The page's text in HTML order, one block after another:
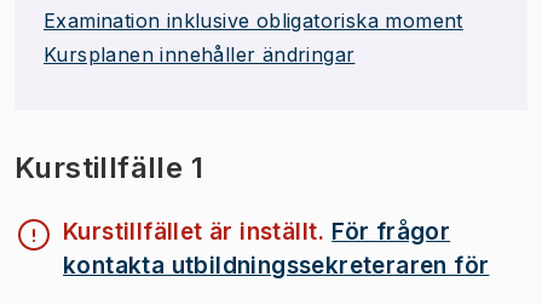
Examination inklusive obligatoriska moment
Kursplanen innehåller ändringar
Kurstillfälle 1
Kurstillfället är inställt. För frågor
kontakta utbildningssekreteraren för